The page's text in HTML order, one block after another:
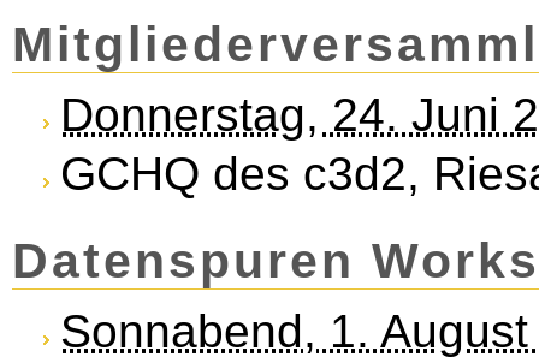
Donnerstag, 24. Juni
GCHQ des c3d2,
Datenspuren
Sonnabend, 1.